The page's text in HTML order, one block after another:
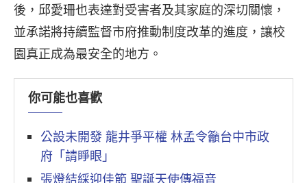
後，邱愛珊也表達對受害者及其家庭的深切關懷，
並承諾將持續監督市府推動制度改革的進度，讓校
園真正成為最安全的地方。
你可能也喜歡
公設未開發 龍井爭平權 林孟令籲台中市政
府「請睜眼」
張燈結綵迎佳節 聖誕天使傳福音